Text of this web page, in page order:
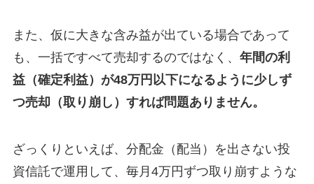
また、仮に大きな含み益が出ている場合であって
も、一括ですべて売却するのではなく、 年間の利
益（確定利益）が48万円以下になるように少しず
つ売却（取り崩し）すれば問題ありません。
ざっくりといえば、分配金（配当）を出さない投
資信託で運用して、毎月4万円ずつ取り崩すような